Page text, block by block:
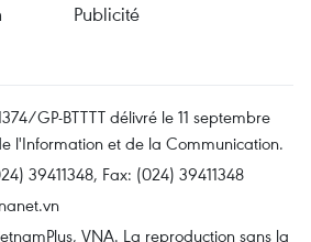
Publicité
GP-BTTTT délivré le 11 septembre
l'Information et de la Communication.
39411348, Fax: (024) 39411348
VNA. La reproduction sans la